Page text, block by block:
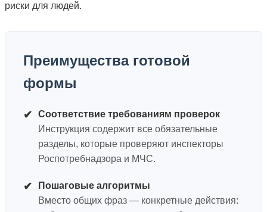
риски для людей.
Преимущества готовой
формы
✔
Соответствие требованиям проверок
Инструкция содержит все обязательные
разделы, которые проверяют инспекторы
Роспотребнадзора и МЧС.
✔
Пошаговые алгоритмы
Вместо общих фраз — конкретные действия: